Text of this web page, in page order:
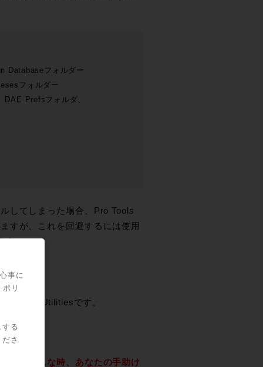
Databaseフォルダー
フォルダー
Prefsフォルダ、
してしまった場合、Pro Tools
すが、これを回避するには使用
す。
Support Utilitiesです。
か？そんな時、あなたの手助け
事に
リ
る
さ